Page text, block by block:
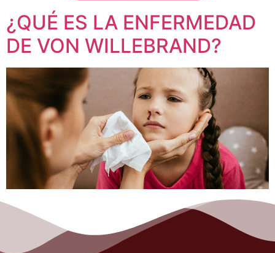
¿QUÉ ES LA ENFERMEDAD
DE VON WILLEBRAND?
La enfermedad de von Willebrand (Von Willebrand
Disease – VWD) es el tipo más común de trastorno
hemorrágico. Las personas con VWD tienen un
problema con una proteína en la sangre llamada factor